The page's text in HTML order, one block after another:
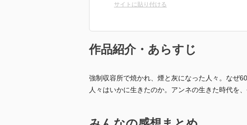
サイトに貼り付ける
作品紹介・あらすじ
強制収容所で焼かれ、煙と灰になった人々。なぜ
人々はいかに生きたのか。アンネの生きた時代を、